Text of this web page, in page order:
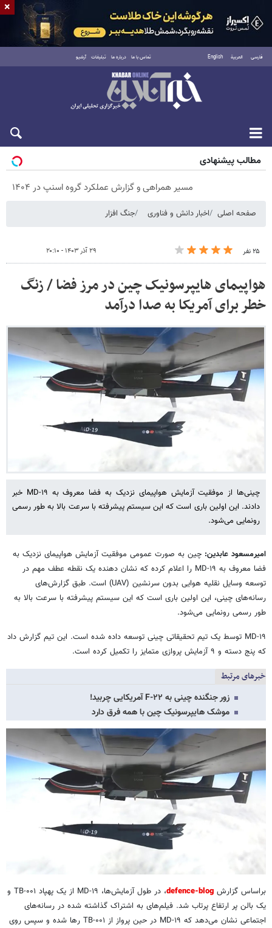
فارسی العربية English تماس با ما درباره ما تبلیغات آرشیو
پنجشنبه ۱۵ مرداد ۱۴۰۵
مطالب پیشنهادی
مسیر همراهی و گزارش عملکرد گروه اسنپ در ۱۴۰۴
صفحه اصلی اخبار دانش و فناوری جنگ افزار
۲۵ نفر ۲۹ آذر ۱۴۰۳ - ۲۰:۱۰
هواپیمای هایپرسونیک چین در مرز فضا / زنگ
خطر برای آمریکا به صدا درآمد
چینی‌ها از موفقیت آزمایش هواپیمای نزدیک به فضا معروف به MD-۱۹ خبر
دادند. این اولین باری است که این سیستم پیشرفته با سرعت بالا به طور رسمی
رونمایی می‌شود.
امیرمسعود عابدین: چین به صورت عمومی موفقیت آزمایش هواپیمای نزدیک به
فضا معروف به MD-۱۹ را اعلام کرده که نشان دهنده یک نقطه عطف مهم در
توسعه وسایل نقلیه هوایی بدون سرنشین (UAV) است. طبق گزارش‌های
رسانه‌های چینی، این اولین باری است که این سیستم پیشرفته با سرعت بالا به
طور رسمی رونمایی می‌شود.
MD-۱۹ توسط یک تیم تحقیقاتی چینی توسعه داده شده است. این تیم گزارش داد
که پنج دسته و ۹ آزمایش پروازی متمایز را تکمیل کرده است.
خبرهای مرتبط
زور جنگنده‌ چینی به F-۲۲ آمریکایی چربید!
موشک هایپرسونیک چین با همه فرق دارد
براساس گزارش defence-blog
، در طول آزمایش‌ها، MD-۱۹ از یک پهپاد TB-۰۰۱ و
یک بالن پر ارتفاع پرتاب شد. فیلم‌های به اشتراک گذاشته شده در رسانه‌های
اجتماعی نشان می‌دهد که MD-۱۹ در حین پرواز از TB-۰۰۱ رها شده و سپس روی
×